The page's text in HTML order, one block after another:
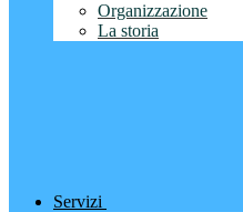
Organizzazione
La storia
Servizi